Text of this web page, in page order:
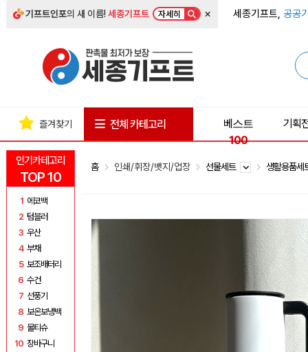
기프트인포의 새 이름!세종기프트 자세히 × 세종기프트, 공공
인기카테고리
TOP 10
1 에코백
2 텀블러
3 우산
4 부채
5 보조배터리
6 수건
7 선풍기
8 보온보냉백
9 물티슈
10 장바구니
즐겨찾기 전체 카테고리
베스트
100
기획
홈 인쇄/휘장/뱃지/업장 선물세트 생활용품세